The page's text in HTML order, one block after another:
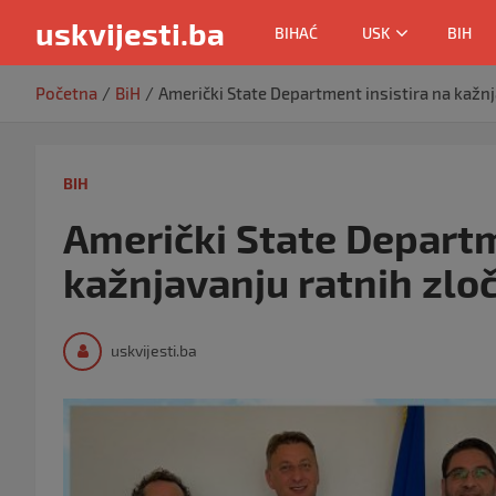
uskvijesti.ba BIHAĆ USK BIH
Početna BiH Američki State Department insistira na
BIH
Američki State
kažnjavanju ratnih
uskvijesti.ba